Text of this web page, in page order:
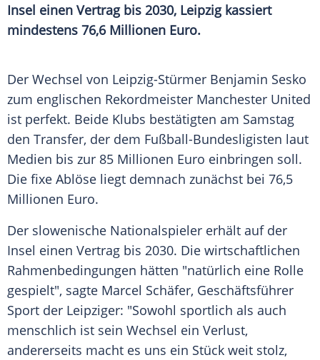
Insel einen Vertrag bis 2030, Leipzig kassiert
mindestens 76,6 Millionen Euro.
Der Wechsel von Leipzig-Stürmer Benjamin Sesko
zum englischen Rekordmeister Manchester United
ist perfekt. Beide Klubs bestätigten am Samstag
den Transfer, der dem Fußball-Bundesligisten laut
Medien bis zur 85 Millionen Euro einbringen soll.
Die fixe Ablöse liegt demnach zunächst bei 76,5
Millionen Euro.
Der slowenische Nationalspieler erhält auf der
Insel einen Vertrag bis 2030. Die wirtschaftlichen
Rahmenbedingungen hätten "natürlich eine Rolle
gespielt", sagte Marcel Schäfer, Geschäftsführer
Sport der Leipziger: "Sowohl sportlich als auch
menschlich ist sein Wechsel ein Verlust,
andererseits macht es uns ein Stück weit stolz,